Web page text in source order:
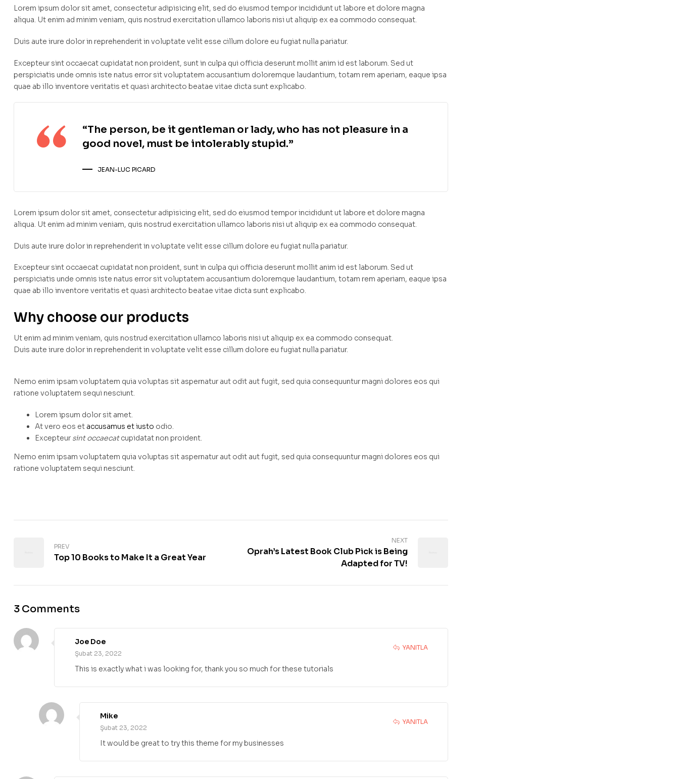
Lorem ipsum dolor sit amet, consectetur adipisicing elit, sed do eiusmod tempor incididunt ut labore et dolore magna
aliqua. Ut enim ad minim veniam, quis nostrud exercitation ullamco laboris nisi ut aliquip ex ea commodo consequat.
Duis aute irure dolor in reprehenderit in voluptate velit esse cillum dolore eu fugiat nulla pariatur.
Excepteur sint occaecat cupidatat non proident, sunt in culpa qui officia deserunt mollit anim id est laborum. Sed ut
perspiciatis unde omnis iste natus error sit voluptatem accusantium doloremque laudantium, totam rem aperiam, eaque ipsa
quae ab illo inventore veritatis et quasi architecto beatae vitae dicta sunt explicabo.
“The person, be it gentleman or lady, who has not pleasure in a
good novel, must be intolerably stupid.”
JEAN-LUC PICARD
Lorem ipsum dolor sit amet, consectetur adipisicing elit, sed do eiusmod tempor incididunt ut labore et dolore magna
aliqua. Ut enim ad minim veniam, quis nostrud exercitation ullamco laboris nisi ut aliquip ex ea commodo consequat.
Duis aute irure dolor in reprehenderit in voluptate velit esse cillum dolore eu fugiat nulla pariatur.
Excepteur sint occaecat cupidatat non proident, sunt in culpa qui officia deserunt mollit anim id est laborum. Sed ut
perspiciatis unde omnis iste natus error sit voluptatem accusantium doloremque laudantium, totam rem aperiam, eaque ipsa
quae ab illo inventore veritatis et quasi architecto beatae vitae dicta sunt explicabo.
Why choose our products
Ut enim ad minim veniam, quis nostrud exercitation ullamco laboris nisi ut aliquip ex ea commodo consequat.
Duis aute irure dolor in reprehenderit in voluptate velit esse cillum dolore eu fugiat nulla pariatur.
Nemo enim ipsam voluptatem quia voluptas sit aspernatur aut odit aut fugit, sed quia consequuntur magni dolores eos qui
ratione voluptatem sequi nesciunt.
Lorem ipsum dolor sit amet.
At vero eos et accusamus et iusto odio.
Excepteur sint occaecatcupidatat non proident.
Nemo enim ipsam voluptatem quia voluptas sit aspernatur aut odit aut fugit, sed quia consequuntur magni dolores eos qui
ratione voluptatem sequi nesciunt.
PREV
Top 10 Books to Make It a Great Year
NEXT
Oprah’s Latest Book Club Pick is Being
Adapted for TV!
3 Comments
Joe Doe
Şubat 23, 2022
YANITLA
This is exactly what i was looking for, thank you so much for these tutorials
Mike
Şubat 23, 2022
YANITLA
It would be great to try this theme for my businesses